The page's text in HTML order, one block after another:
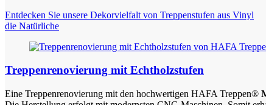
Entdecken Sie unsere Dekorvielfalt von Treppenstufen aus Vinyl
die Natürliche
Treppenrenovierung mit Echtholzstufen
Eine Treppenrenovierung mit den hochwertigen HAFA Treppen®